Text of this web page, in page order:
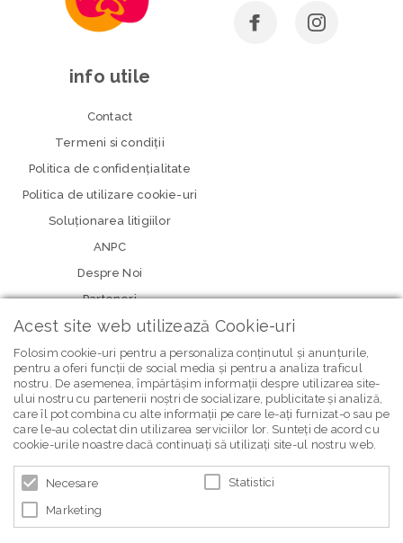
info utile
Contact
Termeni si condiţii
Politica de confidenţialitate
Politica de utilizare cookie-uri
Soluționarea litigiilor
ANPC
Despre Noi
Parteneri
newsletter Bebe Brands
Acest site web utilizează Cookie-uri
Folosim cookie-uri pentru a personaliza conținutul și anunțurile,
pentru a oferi funcții de social media și pentru a analiza traficul
nostru. De asemenea, împărtășim informații despre utilizarea site-
ului nostru cu partenerii noștri de socializare, publicitate și analiză,
care îl pot combina cu alte informații pe care le-ați furnizat-o sau pe
care le-au colectat din utilizarea serviciilor lor. Sunteți de acord cu
cookie-urile noastre dacă continuați să utilizați site-ul nostru web.
Necesare Statistici
Marketing